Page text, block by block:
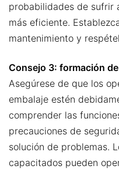
probabilidades de sufrir
más eficiente.
mantenimiento y
Consejo 3: formación
Asegúrese de que los
embalaje estén
comprender las
precauciones de
solución de problemas.
capacitados pueden